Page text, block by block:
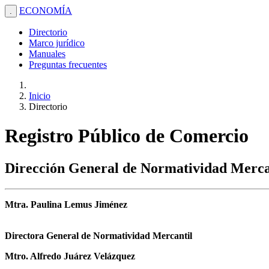
. ECONOMÍA
Directorio
Marco jurídico
Manuales
Preguntas frecuentes
Inicio
Directorio
Registro Público de Comercio
Dirección General de Normatividad
Mtra. Paulina Lemus Jiménez
Directora General de Normatividad Mercantil
Mtro. Alfredo Juárez Velázquez